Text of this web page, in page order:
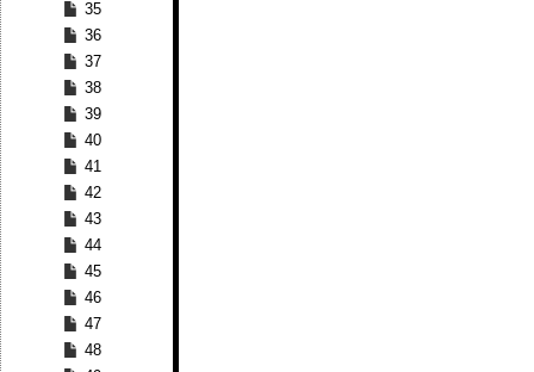
35
36
37
38
39
40
41
42
43
44
45
46
47
48